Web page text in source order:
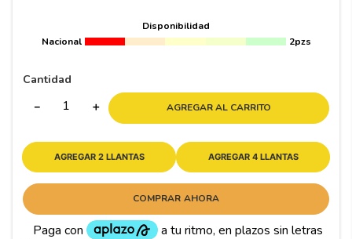
Disponibilidad
Nacional
2pzs
Cantidad
＋
－ AGREGAR AL CARRITO
AGREGAR 2 LLANTAS AGREGAR 4 LLANTAS
COMPRAR AHORA